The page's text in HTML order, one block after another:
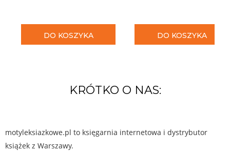
DO KOSZYKA DO KOSZYKA
KRÓTKO O NAS:
motyleksiazkowe.pl to księgarnia internetowa i dystrybutor
książek z Warszawy.